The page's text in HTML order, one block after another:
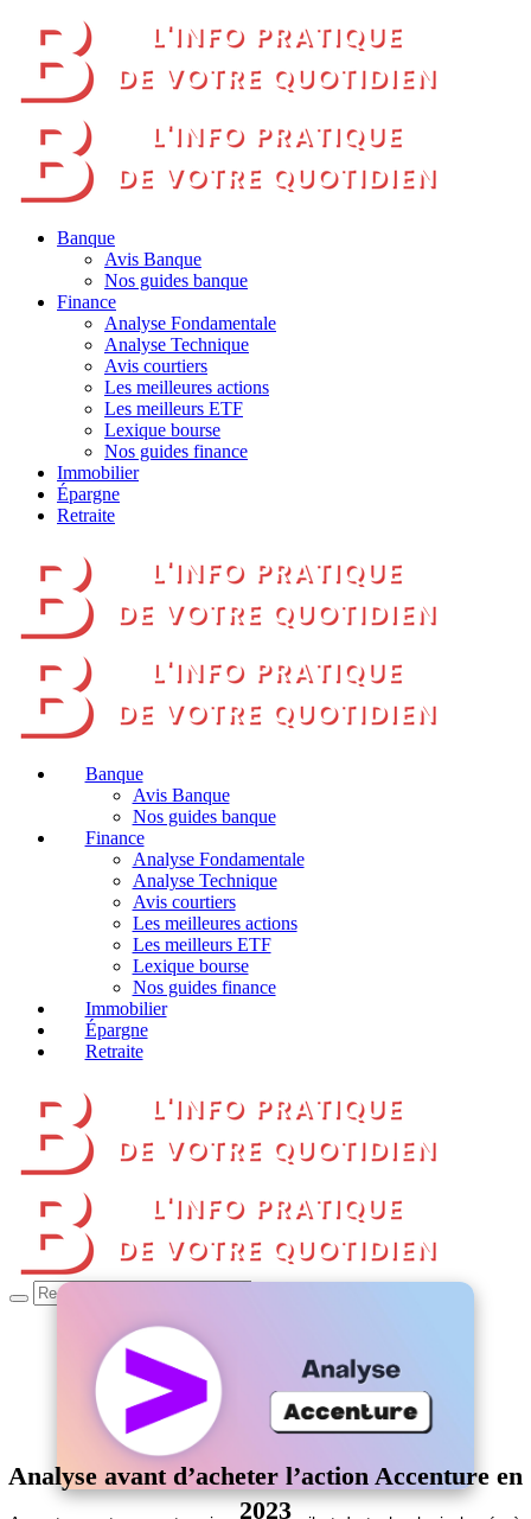
Banque
Avis Banque
Nos guides banque
Finance
Analyse Fondamentale
Analyse Technique
Avis courtiers
Les meilleures actions
Les meilleurs ETF
Lexique bourse
Nos guides finance
Immobilier
Épargne
Retraite
Banque
Avis Banque
Nos guides banque
Finance
Analyse Fondamentale
Analyse Technique
Avis courtiers
Les meilleures actions
Les meilleurs ETF
Lexique bourse
Nos guides finance
Immobilier
Épargne
Retraite
Analyse avant d’acheter l’action Accenture en
2023